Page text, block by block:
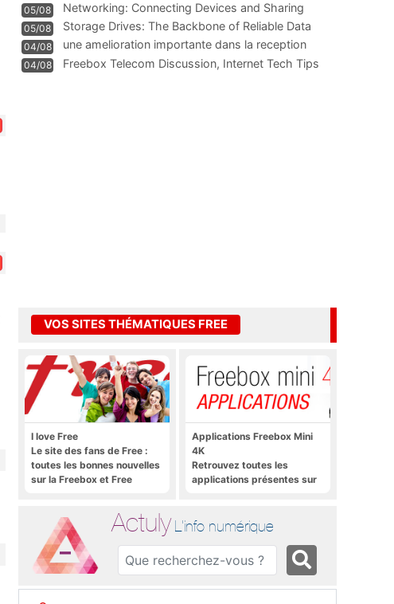
05/08
Networking: Connecting Devices and Sharing
Information
05/08
Storage Drives: The Backbone of Reliable Data
Management
04/08
une amelioration importante dans la reception
WIFI
04/08
Freebox Telecom Discussion, Internet Tech Tips
VOS SITES THÉMATIQUES FREE
I love Free
Le site des fans de Free :
toutes les bonnes nouvelles
sur la Freebox et Free
Applications Freebox Mini
4K
Retrouvez toutes les
applications présentes sur
Actuly L'info numérique